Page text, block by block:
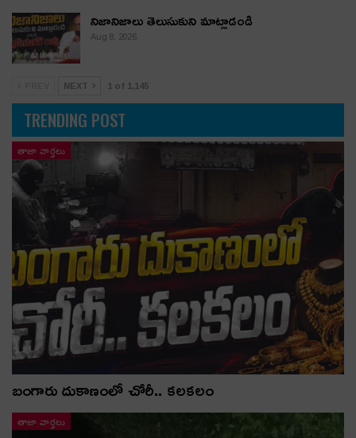
నిజానిజాలు తెలుసుకుని మాట్లాడండి
Aug 8, 2026
NEXT 1 of 1,145
TRENDING POST
తాజా వార్తలు
బంగారు దుకాణంలో చోరీ.. కలకలం
తాజా వార్తలు